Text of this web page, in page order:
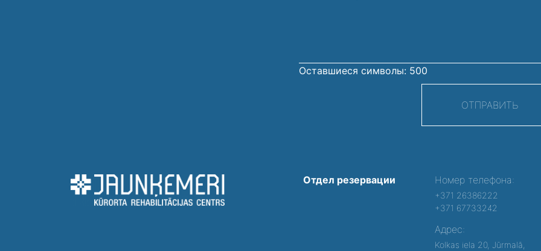
Оставшиеся символы: 500
ОТПРАВИТЬ
Отдел резервации Номер телефона:
+371 26386222
+371 67733242
Адрес:
Kolkas iela 20, Jūrmalā,